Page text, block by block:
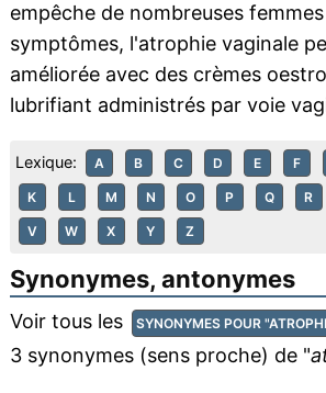
empêche de nombreuses
symptômes, l'atrophie vaginale
améliorée avec des crèmes
lubrifiant administrés par voie
Lexique: A B C D E F
K L M N O P Q R
V W X Y Z
Synonymes, antonymes
Voir tous les SYNONYMES POUR
3 synonymes (sens proche) de "